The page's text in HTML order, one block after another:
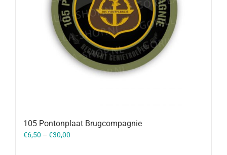
105 Pontonplaat Brugcompagnie
€6,50 – €30,00